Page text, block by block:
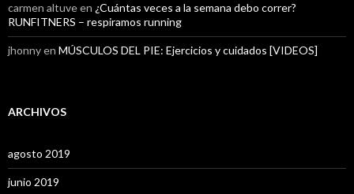
carmen altuveen ¿Cuántas veces a la semana debo correr?
RUNFITNERS – respiramos running
jhonnyen MÚSCULOS DEL PIE: Ejercicios y cuidados [VIDEOS]
ARCHIVOS
agosto 2019
junio 2019